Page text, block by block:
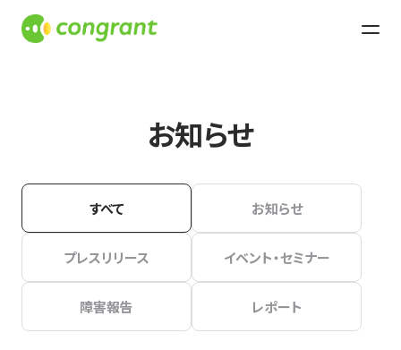
お知らせ
すべて お知らせ
プレスリリース イベント・セミナー
障害報告 レポート